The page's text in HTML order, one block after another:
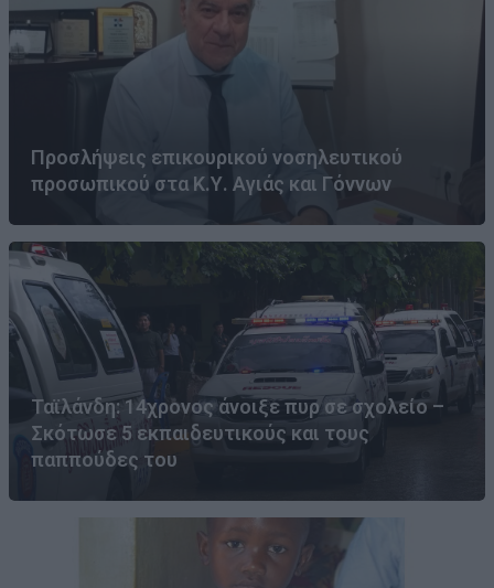
Προσλήψεις επικουρικού νοσηλευτικού
προσωπικού στα Κ.Υ. Αγιάς και Γόννων
Ταϊλάνδη: 14χρονος άνοιξε πυρ σε σχολείο –
Σκότωσε 5 εκπαιδευτικούς και τους
παππούδες του